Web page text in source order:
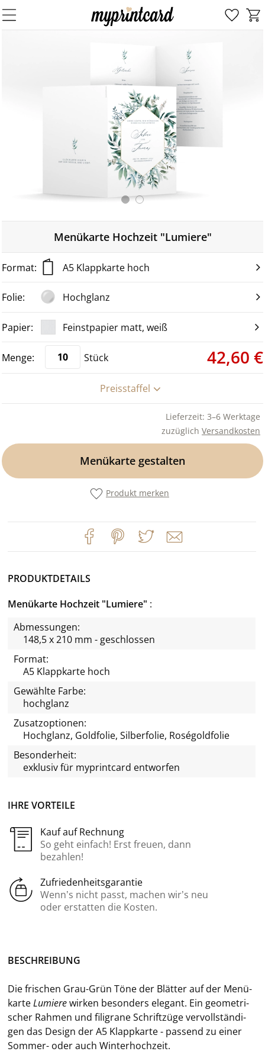
Menükarte Hochzeit "Lumiere"
A5 Klappkarte hoch
Hochglanz
Feinstpapier matt, weiß
Stück 42,60 €
Preisstaffel
Lieferzeit: 3–6 Werktage
zuzüglich Versandkosten
Menükarte gestalten
Produkt merken
IHRE VORTEILE
Kauf auf Rechnung
So geht einfach! Erst freuen, dann
bezahlen!
Zufriedenheitsgarantie
Wenn’s nicht passt, machen wir’s neu
oder erstatten die Kosten.
PRODUKTDETAILS
Menükarte Hochzeit "Lumiere"
Abmessungen:
148,5 x 210 mm - geschlossen
Format:
A5 Klappkarte hoch
Gewählte Farbe:
hochglanz
Zusatzoptionen:
Hochglanz, Goldfolie, Silberfolie, Roségoldfolie
Besonderheit:
exklusiv für myprintcard entworfen
BE­SCHREI­BUNG
Die fri­schen Grau-​Grün Töne der Blät­ter auf der Me­nü­
kar­teLu­mie­rewir­ken be­son­ders ele­gant. Ein geo­me­tri­
scher Rah­men und fi­li­gra­ne Schrift­zü­ge ver­voll­stän­di­
gen das De­sign der A5 Klapp­kar­te - pas­send zu einer
Sommer-​ oder auch Win­ter­hoch­zeit.